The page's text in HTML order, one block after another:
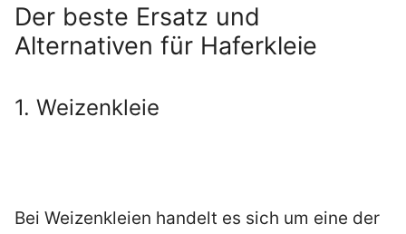
Der beste Ersatz und
Alternativen für Haferkleie
1. Weizenkleie
Bei Weizenkleien handelt es sich um eine der